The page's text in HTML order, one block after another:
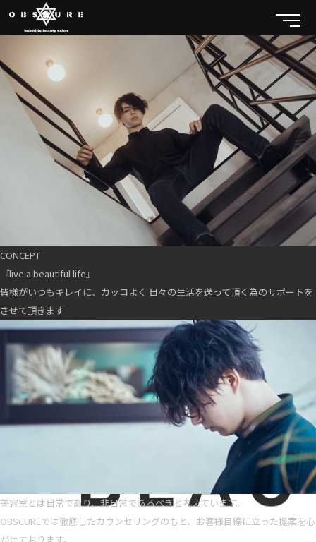
CONCEPT
『live a beautiful life』
皆様がいつもキレイに、カッコよく 日々の生活を送って頂く為のサポートを
させて頂きます
美容室とは日常であり、非日常であるべきと考えています。
OBSCUREでは徹底したカウンセリングのもと、お客様目線に立った提案を心
がけております。